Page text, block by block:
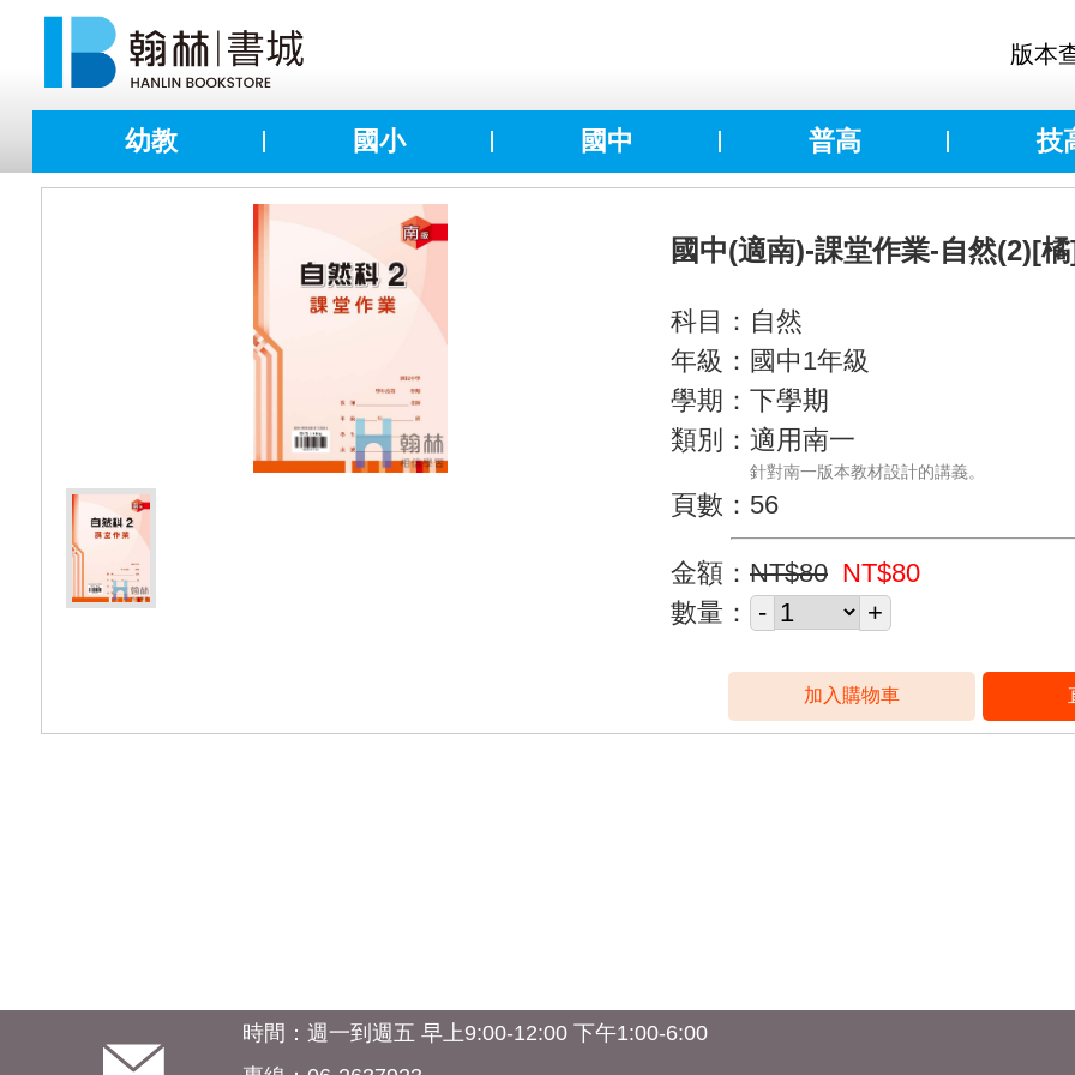
版本
幼教 國小 國中 普高 技
國中(適南)-課堂作業-自然(2)[
科目：自然
年級：國中1年級
學期：下學期
類別：適用南一
針對南一版本教材設計的講義。
頁數：56
金額： NT$80 NT$80
數量：
時間：週一到週五 早上9:00-12:00 下午1:00-6:00